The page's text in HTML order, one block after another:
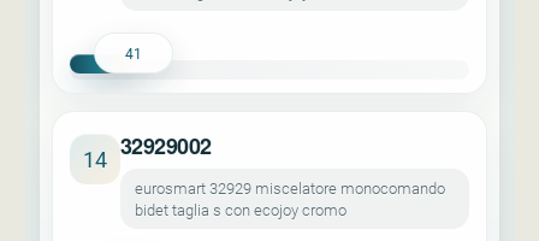
41
14 32929002
eurosmart 32929 miscelatore monocomando
bidet taglia s con ecojoy cromo